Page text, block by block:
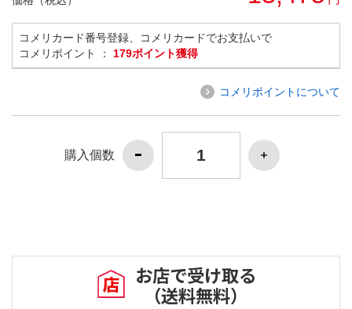
コメリカード番号登録、コメリカードでお支払いで
コメリポイント ： 179ポイント獲得
コメリポイントについて
購入個数
お店で受け取る
（送料無料）